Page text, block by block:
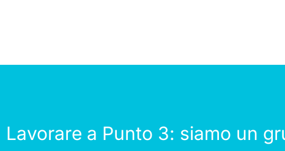
Lavorare a Punto 3: siamo un